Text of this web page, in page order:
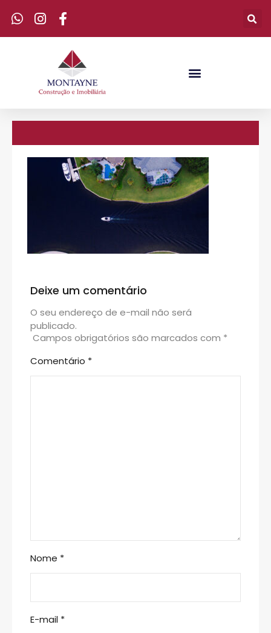
Deixe um comentário
O seu endereço de e-mail não será
publicado.
Campos obrigatórios são marcados com *
Comentário *
Nome *
E-mail *